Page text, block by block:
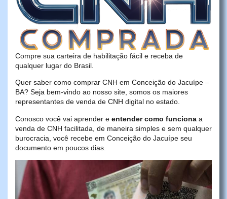
Compre sua carteira de habilitação fácil e receba de
qualquer lugar do Brasil.
Quer saber como comprar CNH em Conceição do Jacuípe –
BA? Seja bem-vindo ao nosso site, somos os maiores
representantes de venda de CNH digital no estado.
Conosco você vai aprender e entender como funciona a
venda de CNH facilitada, de maneira simples e sem qualquer
burocracia, você recebe em Conceição do Jacuípe seu
documento em poucos dias.